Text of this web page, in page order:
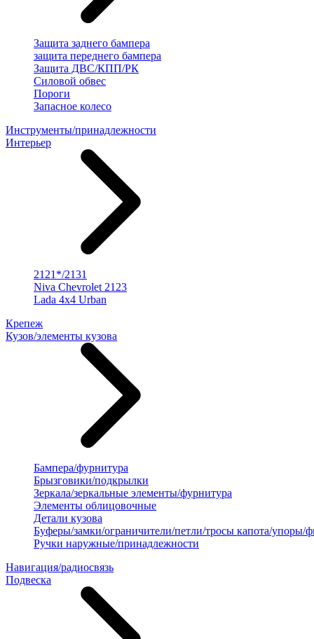
Защита заднего бампера
защита переднего бампера
Защита ДВС/КПП/РК
Силовой обвес
Пороги
Запасное колесо
Инструменты/принадлежности
Интерьер
2121*/2131
Niva Chevrolet 2123
Lada 4x4 Urban
Крепеж
Кузов/элементы кузова
Бампера/фурнитура
Брызговики/подкрылки
Зеркала/зеркальные элементы/фурнитура
Элементы облицовочные
Детали кузова
Буферы/замки/ограничители/петли/тросы капота/упоры/
Ручки наружные/принадлежности
Навигация/радиосвязь
Подвеска